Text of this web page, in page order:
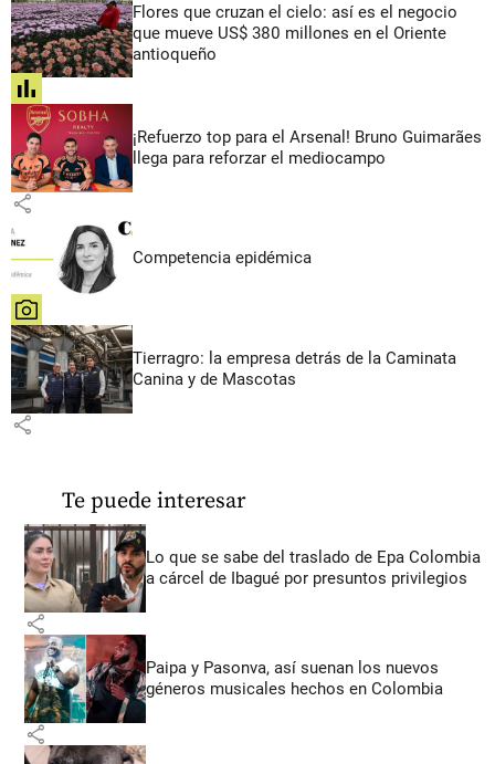
Flores que cruzan el cielo: así es el negocio
que mueve US$ 380 millones en el Oriente
antioqueño
share
¡Refuerzo top para el Arsenal! Bruno Guimarães
llega para reforzar el mediocampo
share
Competencia epidémica
share
Tierragro: la empresa detrás de la Caminata
Canina y de Mascotas
share
Te puede interesar
Lo que se sabe del traslado de Epa Colombia
a cárcel de Ibagué por presuntos privilegios
share
Paipa y Pasonva, así suenan los nuevos
géneros musicales hechos en Colombia
share